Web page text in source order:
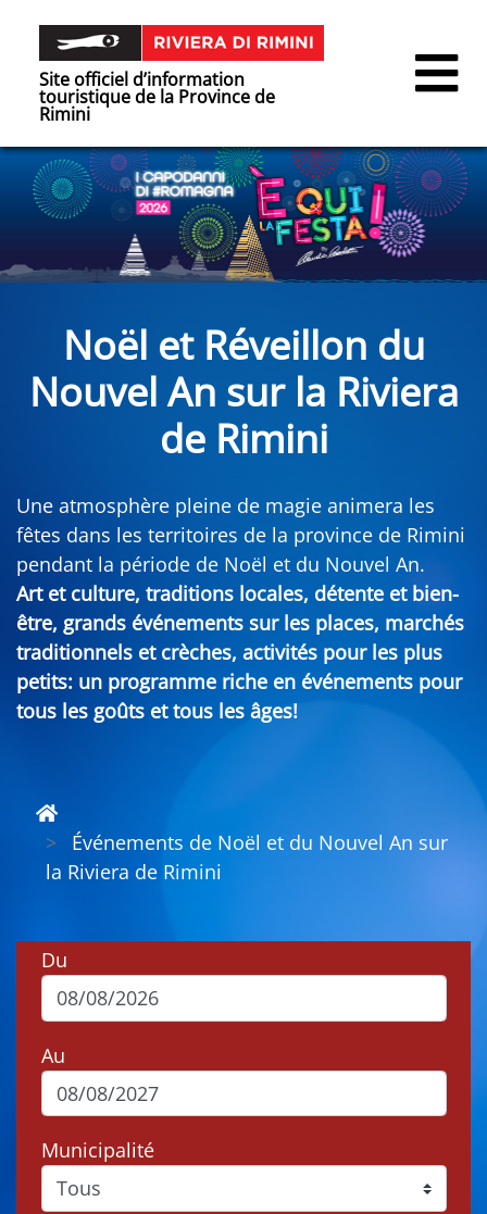
Site officiel d’information
touristique de la Province de
Rimini
Noël et Réveillon du
Nouvel An sur la Riviera
de Rimini
Une atmosphère pleine de magie animera les
fêtes dans les territoires de la province de Rimini
pendant la période de Noël et du Nouvel An.
Art et culture, traditions locales, détente et bien-
être, grands événements sur les places, marchés
traditionnels et crèches, activités pour les plus
petits: un programme riche en événements pour
tous les goûts et tous les âges!
Événements de Noël et du Nouvel An sur
la Riviera de Rimini
Du
Au
Municipalité